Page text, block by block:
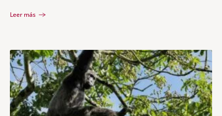
Leer más